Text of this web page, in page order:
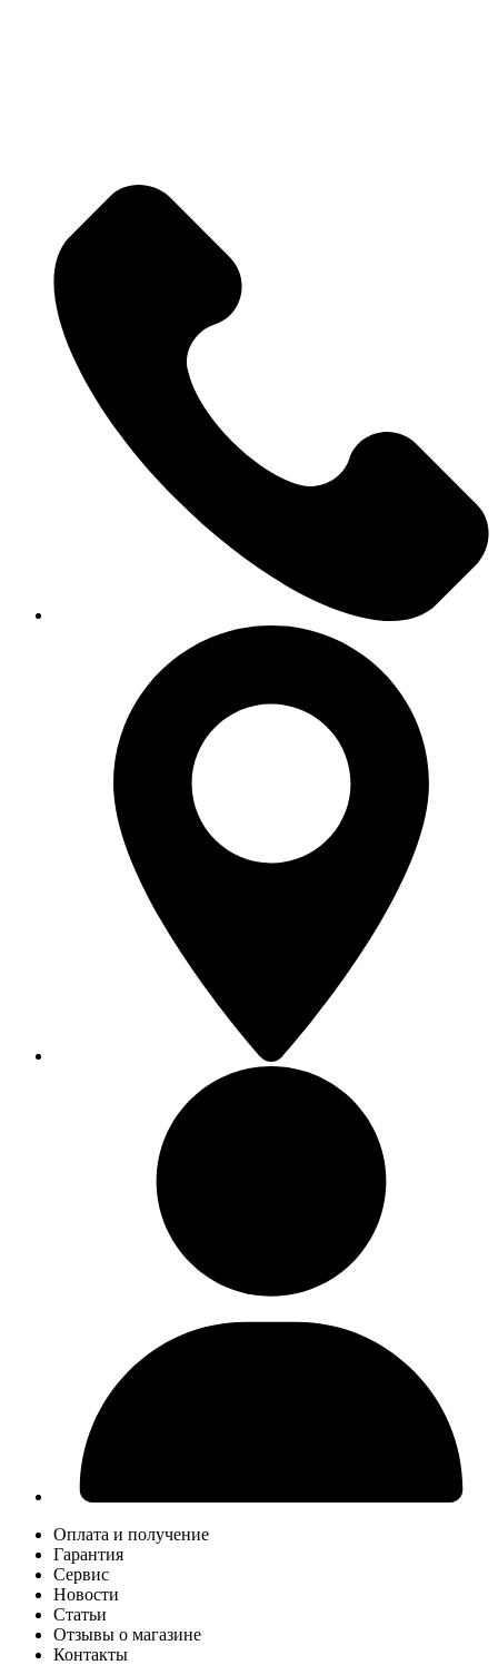
Оплата и получение
Гарантия
Сервис
Новости
Статьи
Отзывы о магазине
Контакты